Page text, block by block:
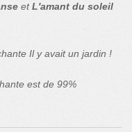
etL'amant du soleil
Il y avait un jardin !
est de 99%